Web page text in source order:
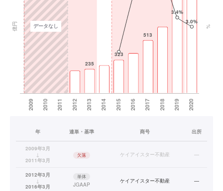
年 連単・基準 商号 出所
2009年3月
↓
2011年3月
欠落 ケイアイスター不動産 —
2012年3月
↓
2016年3月
単体
JGAAP
ケイアイスター不動産 —